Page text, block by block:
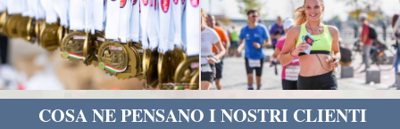
COSA NE PENSANO I NOSTRI CLIENTI